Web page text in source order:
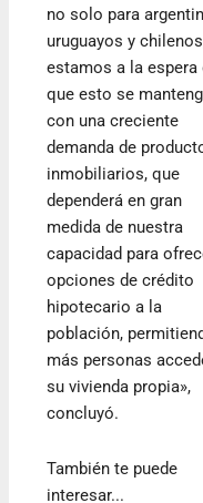
no solo para
uruguayos y
estamos a la espera
que esto se
con una creciente
demanda de
inmobiliarios, que
dependerá en gran
medida de nuestra
capacidad para
opciones de crédito
hipotecario a la
población,
más personas
su vivienda propia»,
concluyó.
También te puede
interesar...